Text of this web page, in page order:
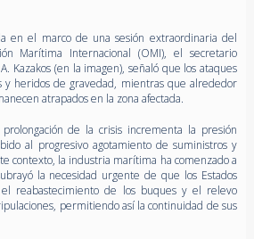
en el marco de una sesión extraordinaria del
Marítima Internacional (OMI), el secretario
Kazakos (en la imagen), señaló que los ataques
y heridos de gravedad, mientras que alrededor
atrapados en la zona afectada.
de la crisis incrementa la presión
al progresivo agotamiento de suministros y
contexto, la industria marítima ha comenzado a
la necesidad urgente de que los Estados
reabastecimiento de los buques y el relevo
permitiendo así la continuidad de sus